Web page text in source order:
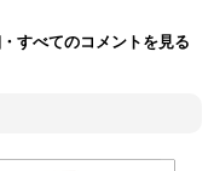
すべてのコメントを見る